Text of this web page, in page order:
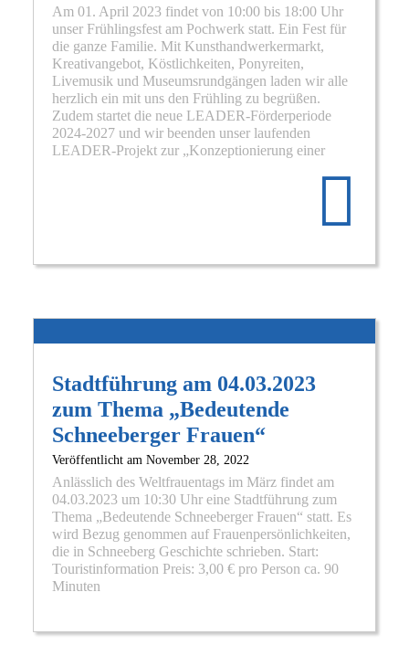
Am 01. April 2023 findet von 10:00 bis 18:00 Uhr
unser Frühlingsfest am Pochwerk statt. Ein Fest für
die ganze Familie. Mit Kunsthandwerkermarkt,
Kreativangebot, Köstlichkeiten, Ponyreiten,
Livemusik und Museumsrundgängen laden wir alle
herzlich ein mit uns den Frühling zu begrüßen.
Zudem startet die neue LEADER-Förderperiode
2024-2027 und wir beenden unser laufenden
LEADER-Projekt zur „Konzeptionierung einer
Stadtführung am 04.03.2023
zum Thema „Bedeutende
Schneeberger Frauen“
Veröffentlicht am November 28, 2022
Anlässlich des Weltfrauentags im März findet am
04.03.2023 um 10:30 Uhr eine Stadtführung zum
Thema „Bedeutende Schneeberger Frauen“ statt. Es
wird Bezug genommen auf Frauenpersönlichkeiten,
die in Schneeberg Geschichte schrieben. Start:
Touristinformation Preis: 3,00 € pro Person ca. 90
Minuten